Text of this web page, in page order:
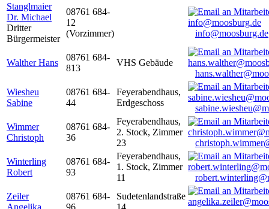
Stanglmaier
Dr. Michael
Dritter
Bürgermeister
08761 684-
12
(Vorzimmer)
info@moosburg.de
Walther Hans
08761 684-
813
VHS Gebäude
Wiesheu
Sabine
08761 684-
44
Feyerabendhaus,
Erdgeschoss
Wimmer
Christoph
08761 684-
36
Feyerabendhaus,
2. Stock, Zimmer
23
Winterling
Robert
08761 684-
93
Feyerabendhaus,
1. Stock, Zimmer
11
Zeiler
Angelika
08761 684-
96
Sudetenlandstraße
14